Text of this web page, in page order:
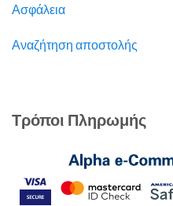
Ασφάλεια
Αναζήτηση αποστολής
Τρόποι Πληρωμής